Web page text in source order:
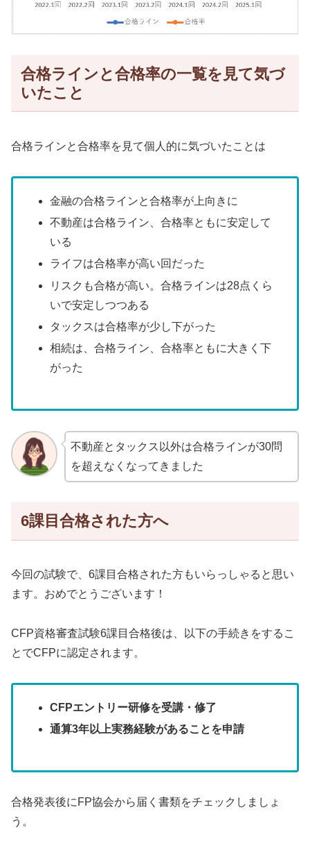
合格ラインと合格率の一覧を見て気づ
いたこと
合格ラインと合格率を見て個人的に気づいたことは
金融の合格ラインと合格率が上向きに
不動産は合格ライン、合格率ともに安定して
いる
ライフは合格率が高い回だった
リスクも合格が高い。合格ラインは28点くら
いで安定しつつある
タックスは合格率が少し下がった
相続は、合格ライン、合格率ともに大きく下
がった
不動産とタックス以外は合格ラインが30問
を超えなくなってきました
6課目合格された方へ
今回の試験で、6課目合格された方もいらっしゃると思い
ます。おめでとうございます！
CFP資格審査試験6課目合格後は、以下の手続きをするこ
とでCFPに認定されます。
CFPエントリー研修を受講・修了
通算3年以上実務経験があることを申請
合格発表後にFP協会から届く書類をチェックしましょ
う。